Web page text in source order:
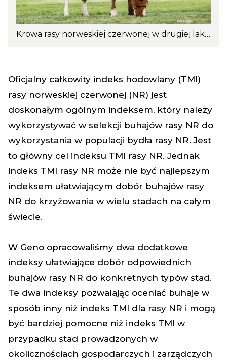
Krowa rasy norweskiej czerwonej w drugiej laktacji spłodzona przez 11819 Onstad-P z hodowli należącej do Timpelen Ku. Fotografia: Els Korsten
Oficjalny całkowity indeks hodowlany (TMI)
rasy norweskiej czerwonej (NR) jest
doskonałym ogólnym indeksem, który należy
wykorzystywać w selekcji buhajów rasy NR do
wykorzystania w populacji bydła rasy NR. Jest
to główny cel indeksu TMI rasy NR. Jednak
indeks TMI rasy NR może nie być najlepszym
indeksem ułatwiającym dobór buhajów rasy
NR do krzyżowania w wielu stadach na całym
świecie.
W Geno opracowaliśmy dwa dodatkowe
indeksy ułatwiające dobór odpowiednich
buhajów rasy NR do konkretnych typów stad.
Te dwa indeksy pozwalając oceniać buhaje w
sposób inny niż indeks TMI dla rasy NR i mogą
być bardziej pomocne niż indeks TMI w
przypadku stad prowadzonych w
okolicznościach gospodarczych i zarządczych